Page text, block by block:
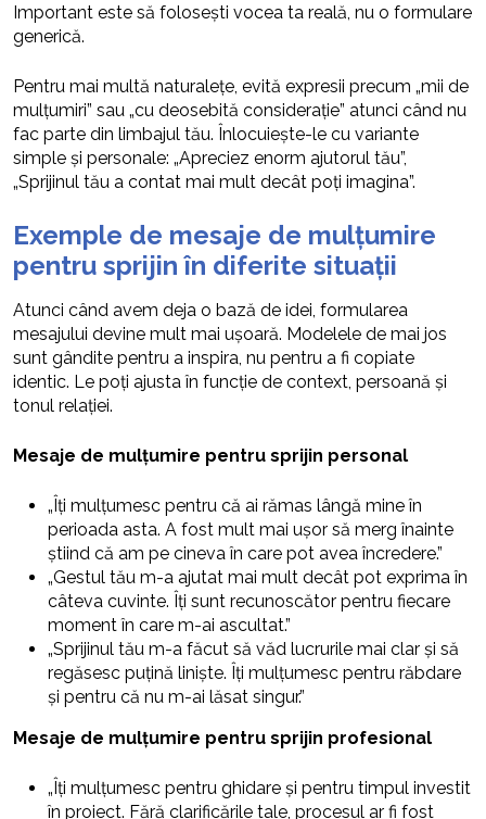
Important este să folosești vocea ta reală, nu o formulare
generică.
Pentru mai multă naturalețe, evită expresii precum „mii de
mulțumiri” sau „cu deosebită considerație” atunci când nu
fac parte din limbajul tău. Înlocuiește-le cu variante
simple și personale: „Apreciez enorm ajutorul tău”,
„Sprijinul tău a contat mai mult decât poți imagina”.
Exemple de mesaje de mulțumire
pentru sprijin în diferite situații
Atunci când avem deja o bază de idei, formularea
mesajului devine mult mai ușoară. Modelele de mai jos
sunt gândite pentru a inspira, nu pentru a fi copiate
identic. Le poți ajusta în funcție de context, persoană și
tonul relației.
Mesaje de mulțumire pentru sprijin personal
„Îți mulțumesc pentru că ai rămas lângă mine în
perioada asta. A fost mult mai ușor să merg înainte
știind că am pe cineva în care pot avea încredere.”
„Gestul tău m-a ajutat mai mult decât pot exprima în
câteva cuvinte. Îți sunt recunoscător pentru fiecare
moment în care m-ai ascultat.”
„Sprijinul tău m-a făcut să văd lucrurile mai clar și să
regăsesc puțină liniște. Îți mulțumesc pentru răbdare
și pentru că nu m-ai lăsat singur.”
Mesaje de mulțumire pentru sprijin profesional
„Îți mulțumesc pentru ghidare și pentru timpul investit
în proiect. Fără clarificările tale, procesul ar fi fost